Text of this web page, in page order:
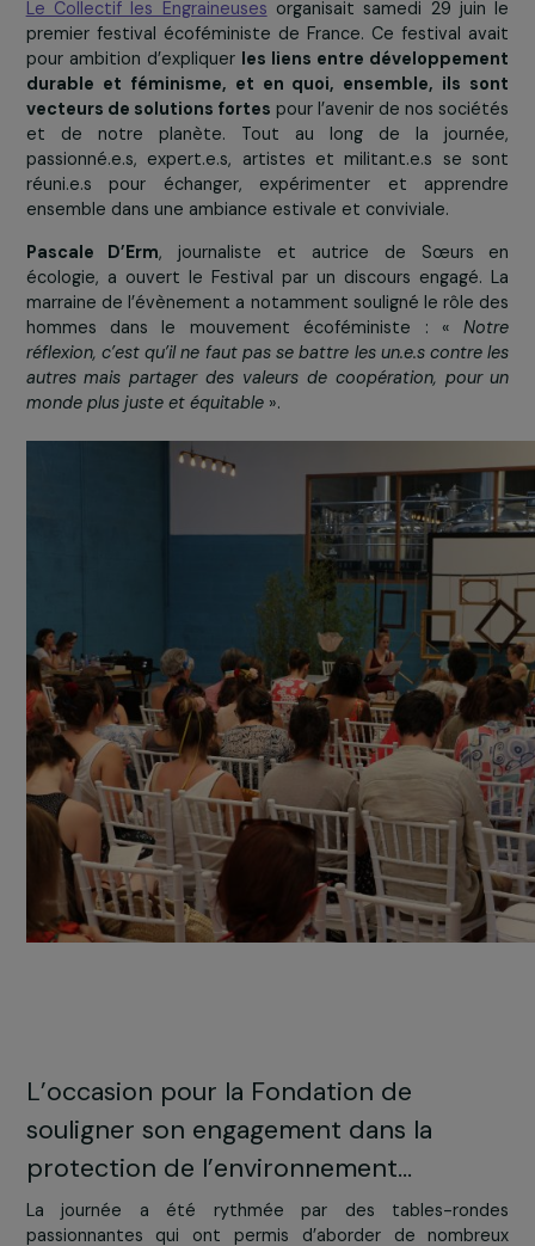
L’écoféminisme place les femmes
cœur de la transition écologique
Le Collectif les Engraineusesorganisait samedi 29
premier festival écoféministe de France. Ce festival
pour ambition d’expliquerles liens entre
durable et féminisme, et en quoi, ensemble, ils
vecteurs de solutions fortespour l’avenir de nos
et de notre planète. Tout au long de la
passionné.e.s, expert.e.s, artistes et militant.e.s se
réuni.e.s pour échanger, expérimenter et
ensemble dans une ambiance estivale et conviviale.
Pascale D’Erm, journaliste et autrice de Sœurs
écologie, a ouvert le Festival par un discours
hommes dans le mouvement écoféministe : «
réflexion, c’est qu’il ne faut pas se battre les un.e.s
autres mais partager des valeurs de coopération,